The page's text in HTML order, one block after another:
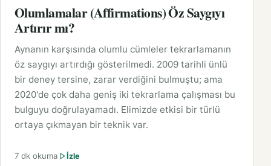
Olumlamalar (Affirmations) Öz Saygıyı
Artırır mı?
Aynanın karşısında olumlu cümleler tekrarlamanın
öz saygıyı artırdığı gösterilmedi. 2009 tarihli ünlü
bir deney tersine, zarar verdiğini bulmuştu; ama
2020'de çok daha geniş iki tekrarlama çalışması bu
bulguyu doğrulayamadı. Elimizde etkisi bir türlü
ortaya çıkmayan bir teknik var.
7 dk okuma İzle